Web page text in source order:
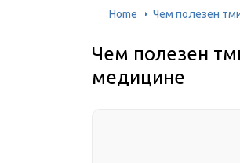
Home Чем полезен
Чем полезен
медицине